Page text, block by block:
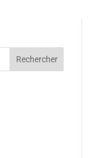
Rechercher